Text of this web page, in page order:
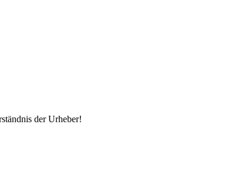
der Urheber!